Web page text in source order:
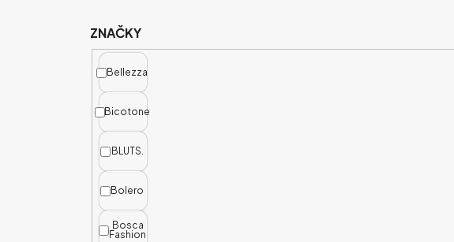
ZNAČKY
Bellezza
Bicotone
BLUTS.
Bolero
Bosca
Fashion
U
K